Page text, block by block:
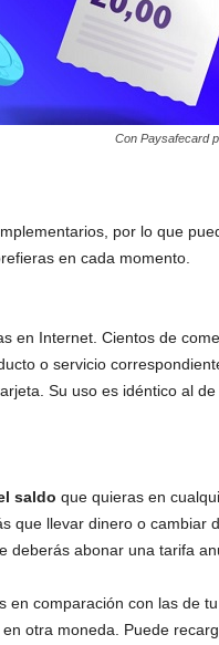
Con Paysafecard
por lo que
en cada momento.
en Internet. Cientos de
o servicio
Su uso es idéntico al
saldo que quieras en
que llevar dinero o cambiar
deberás abonar una tarifa
en comparación con las de
otra moneda. Puede